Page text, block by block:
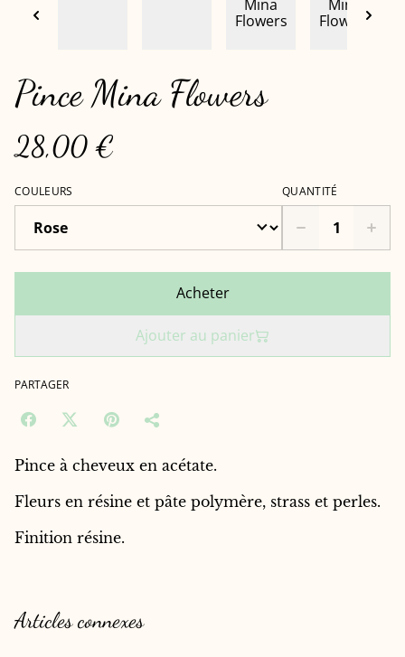
Pince Mina Flowers
28,00 €
COULEURS QUANTITÉ
Acheter
Ajouter au panier
PARTAGER
Pince à cheveux en acétate.
Fleurs en résine et pâte polymère, strass et perles.
Finition résine.
Articles connexes